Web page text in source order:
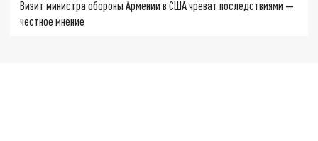
Визит министра обороны Армении в США чреват последствиями —
честное мнение